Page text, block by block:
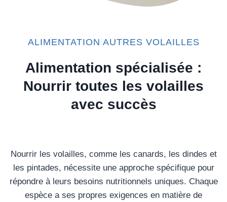
ALIMENTATION AUTRES VOLAILLES
Alimentation spécialisée :
Nourrir toutes les volailles
avec succès
Nourrir les volailles, comme les canards, les dindes et
les pintades, nécessite une approche spécifique pour
répondre à leurs besoins nutritionnels uniques. Chaque
espèce a ses propres exigences en matière de